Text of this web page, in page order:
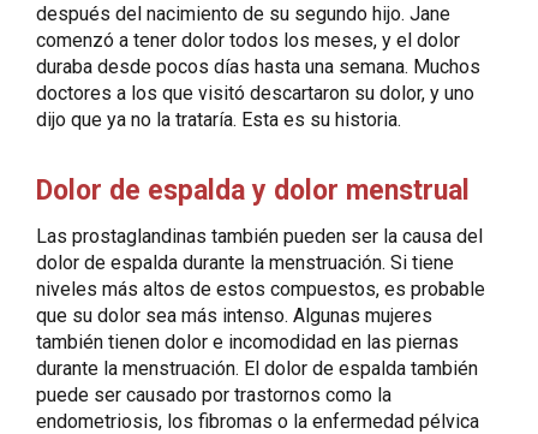
después del nacimiento de su segundo hijo. Jane
comenzó a tener dolor todos los meses, y el dolor
duraba desde pocos días hasta una semana. Muchos
doctores a los que visitó descartaron su dolor, y uno
dijo que ya no la trataría. Esta es su historia.
Dolor de espalda y dolor menstrual
Las prostaglandinas también pueden ser la causa del
dolor de espalda durante la menstruación. Si tiene
niveles más altos de estos compuestos, es probable
que su dolor sea más intenso. Algunas mujeres
también tienen dolor e incomodidad en las piernas
durante la menstruación. El dolor de espalda también
puede ser causado por trastornos como la
endometriosis, los fibromas o la enfermedad pélvica